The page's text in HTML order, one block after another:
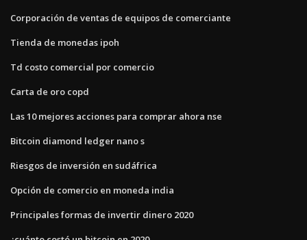
Corporación de ventas de equipos de comerciante
Tienda de monedas ipoh
Td costo comercial por comercio
Carta de oro copd
Las 10 mejores acciones para comprar ahora nse
Bitcoin diamond ledger nano s
Riesgos de inversión en sudáfrica
Opción de comercio en moneda india
Principales formas de invertir dinero 2020